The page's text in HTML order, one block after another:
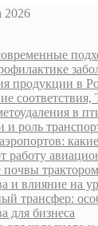
2026
продукции в
в
и роль
работу
и влияние на
трансфер:
для бизнеса